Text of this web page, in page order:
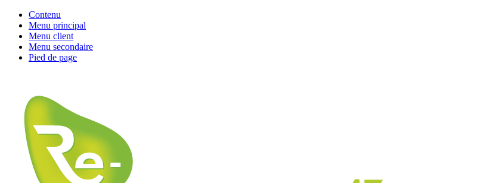
Contenu
Menu principal
Menu client
Menu secondaire
Pied de page